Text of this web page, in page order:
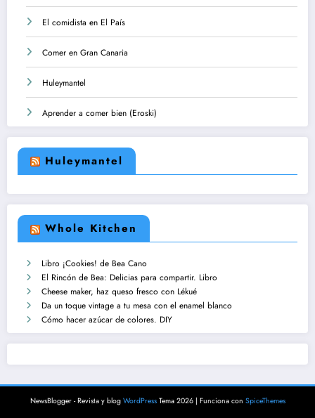
El comidista en El País
Comer en Gran Canaria
Huleymantel
Aprender a comer bien (Eroski)
Huleymantel
Whole Kitchen
Libro ¡Cookies! de Bea Cano
El Rincón de Bea: Delicias para compartir. Libro
Cheese maker, haz queso fresco con Lékué
Da un toque vintage a tu mesa con el enamel blanco
Cómo hacer azúcar de colores. DIY
NewsBlogger - Revista y blog WordPressTema 2026 | Funciona con SpiceThemes